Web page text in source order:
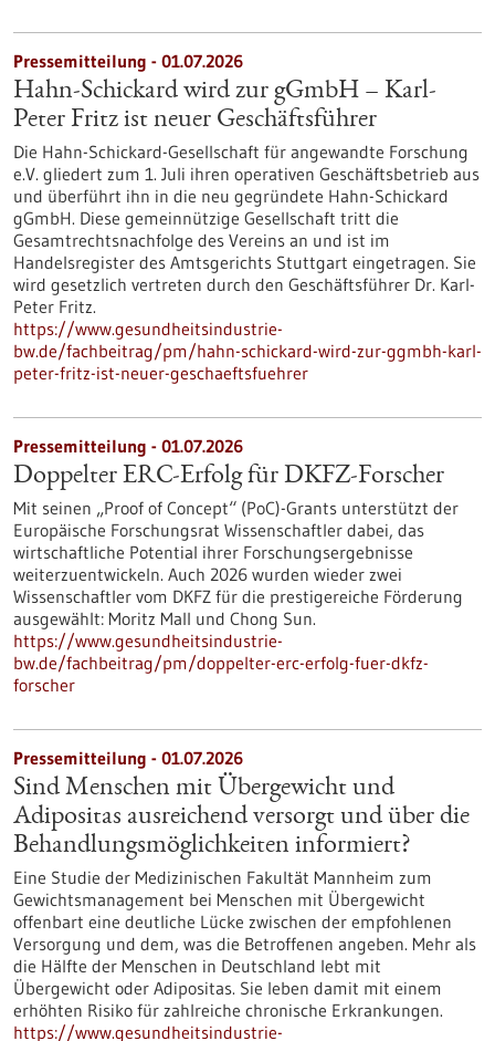
Pressemitteilung - 01.07.2026
Hahn-Schickard wird zur gGmbH – Karl-
Peter Fritz ist neuer Geschäftsführer
Die Hahn-Schickard-Gesellschaft für angewandte Forschung
e.V. gliedert zum 1. Juli ihren operativen Geschäftsbetrieb aus
und überführt ihn in die neu gegründete Hahn-Schickard
gGmbH. Diese gemeinnützige Gesellschaft tritt die
Gesamtrechtsnachfolge des Vereins an und ist im
Handelsregister des Amtsgerichts Stuttgart eingetragen. Sie
wird gesetzlich vertreten durch den Geschäftsführer Dr. Karl-
Peter Fritz.
https://www.gesundheitsindustrie-
bw.de/fachbeitrag/pm/hahn-schickard-wird-zur-ggmbh-karl-
peter-fritz-ist-neuer-geschaeftsfuehrer
Pressemitteilung - 01.07.2026
Doppelter ERC-Erfolg für DKFZ-Forscher
Mit seinen „Proof of Concept“ (PoC)-Grants unterstützt der
Europäische Forschungsrat Wissenschaftler dabei, das
wirtschaftliche Potential ihrer Forschungsergebnisse
weiterzuentwickeln. Auch 2026 wurden wieder zwei
Wissenschaftler vom DKFZ für die prestigereiche Förderung
ausgewählt: Moritz Mall und Chong Sun.
https://www.gesundheitsindustrie-
bw.de/fachbeitrag/pm/doppelter-erc-erfolg-fuer-dkfz-
forscher
Pressemitteilung - 01.07.2026
Sind Menschen mit Übergewicht und
Adipositas ausreichend versorgt und über die
Behandlungsmöglichkeiten informiert?
Eine Studie der Medizinischen Fakultät Mannheim zum
Gewichtsmanagement bei Menschen mit Übergewicht
offenbart eine deutliche Lücke zwischen der empfohlenen
Versorgung und dem, was die Betroffenen angeben. Mehr als
die Hälfte der Menschen in Deutschland lebt mit
Übergewicht oder Adipositas. Sie leben damit mit einem
erhöhten Risiko für zahlreiche chronische Erkrankungen.
https://www.gesundheitsindustrie-